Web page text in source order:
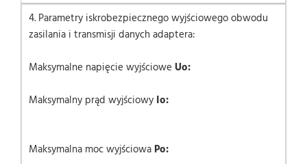
4. Parametry iskrobezpiecznego wyjściowego obwodu
zasilania i transmisji danych adaptera:
Maksymalne napięcie wyjściowe Uo:
Maksymalny prąd wyjściowy Io:
Maksymalna moc wyjściowa Po: